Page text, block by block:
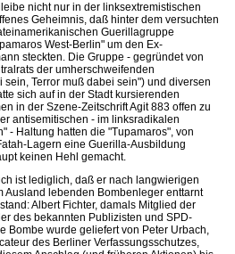
nicht nur in der linksextremistischen
Geheimnis, daß hinter dem versuchten
Guerillagruppe
West-Berlin" um den Ex-
steckten. Die Gruppe - gegründet von
der umherschweifenden
sein, Terror muß dabei sein") und diversen
sich auf in der Stadt kursierenden
in der Szene-Zeitschrift Agit 883 offen zu
antisemitischen - im linksradikalen
- Haltung hatten die "Tupamaros", von
Lagern eine Guerilla-Ausbildung
keinen Hehl gemacht.
ist lediglich, daß er nach langwierigen
Ausland lebenden Bombenleger enttarnt
Albert Fichter, damals Mitglied der
des bekannten Publizisten und SPD-
Bombe wurde geliefert von Peter Urbach,
des Berliner Verfassungsschutzes,